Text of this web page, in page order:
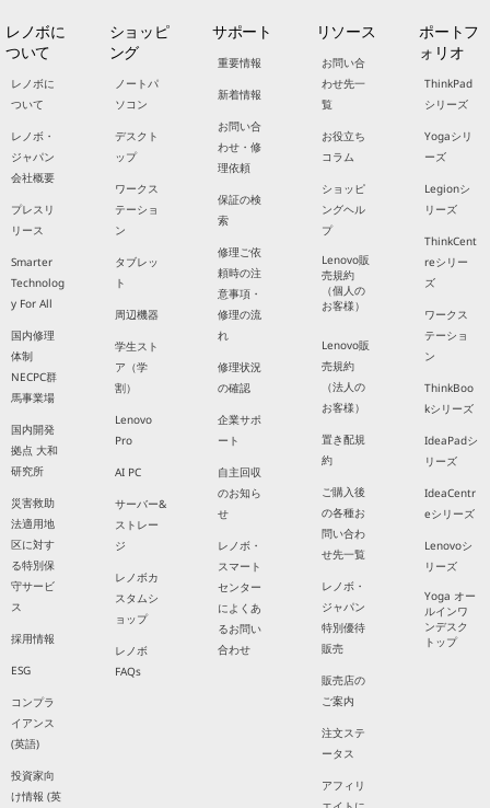
レノボに
ついて
レノボに
ついて
レノボ・
ジャパン
会社概要
プレスリ
リース
Smarter
Technolog
y For All
国内修理
体制
NECPC群
馬事業場
国内開発
拠点 大和
研究所
災害救助
法適用地
区に対す
る特別保
守サービ
ス
採用情報
ESG
コンプラ
イアンス
(英語)
投資家向
け情報 (英
ショッピ
ング
ノートパ
ソコン
デスクト
ップ
ワークス
テーショ
ン
タブレッ
ト
周辺機器
学生スト
ア（学
割）
Lenovo
Pro
AI PC
サーバー&
ストレー
ジ
レノボカ
スタムシ
ョップ
レノボ
FAQs
サポート
重要情報
新着情報
お問い合
わせ・修
理依頼
保証の検
索
修理ご依
頼時の注
意事項・
修理の流
れ
修理状況
の確認
企業サポ
ート
自主回収
のお知ら
せ
レノボ・
スマート
センター
によくあ
るお問い
合わせ
リソース
お問い合
わせ先一
覧
お役立ち
コラム
ショッピ
ングヘル
プ
Lenovo販
売規約
（個人の
お客様）
Lenovo販
売規約
（法人の
お客様）
置き配規
約
ご購入後
の各種お
問い合わ
せ先一覧
レノボ・
ジャパン
特別優待
販売
販売店の
ご案内
注文ステ
ータス
アフィリ
ポートフ
ォリオ
ThinkPad
シリーズ
Yogaシリ
ーズ
Legionシ
リーズ
ThinkCent
reシリー
ズ
ワークス
テーショ
ン
ThinkBoo
kシリーズ
IdeaPadシ
リーズ
IdeaCentr
eシリーズ
Lenovoシ
リーズ
Yoga オー
ルインワ
ンデスク
トップ